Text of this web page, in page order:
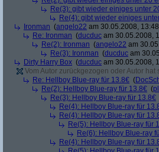
Re(3): gibt wieder einiges unter
Re(4): gibt wieder einiges
Ironman (angelo22 am 30.05.2008,
Re: Ironman (ducduc am 30.05.2008,
Re(2): Ironman (angelo22 am
Re(3): Ironman (ducduc am
Dirty Harry Box (ducduc am 30.05.2008,
Vom Autor zurückgezogen oder Autor
Re: Hellboy Blue-ray für 13.8€ (
Re(2): Hellboy Blue-ray für 13.8€ (
Re(3): Hellboy Blue-ray für 13.8€
Re(4): Hellboy Blue-ray für
Re(4): Hellboy Blue-ray für
Re(5): Hellboy Blue-ray für
Re(6): Hellboy Blue-ray
Re(4): Hellboy Blue-ray für